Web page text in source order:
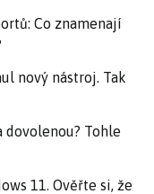
Co znamenají
nový nástroj. Tak
Tohle
11. Ověřte si, že